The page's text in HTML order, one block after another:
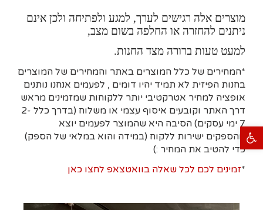
פתח סרגל נגישות
מוצרים אלה רגישים לערך, למגע ולפתיחה ולכן אינם
ניתנים להחזרה או החלפה בשום מצב,
למעט טעות ברורה מצד החנות.
*המחירים של כלל המוצרים באתר והמחירים של המוצרים
בחנות הפיזית לא תמיד יהיו דומים , לפעמים אנחנו נותנים
אופציה למחיר אטרקטיבי יותר ללקוחות שמזמינים מראש
דרך האתר וקובעים איסוף עצמי או משלוח (בדרך כלל 2-
7 ימי עסקים)
הסיבה היא שהמוצר לפעמים יוצא
מהספקים ישירות ללקוח (במידה והוא במלאי של הספק)
כדי להטיב את המחיר :)
*זמינים לכם לכל שאלה בוואטצאפ לחצו כאן